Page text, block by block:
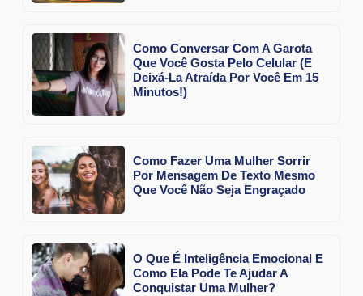
Como Conversar Com A Garota
Que Você Gosta Pelo Celular (E
Deixá-La Atraída Por Você Em 15
Minutos!)
Como Fazer Uma Mulher Sorrir
Por Mensagem De Texto Mesmo
Que Você Não Seja Engraçado
O Que É Inteligência Emocional E
Como Ela Pode Te Ajudar A
Conquistar Uma Mulher?